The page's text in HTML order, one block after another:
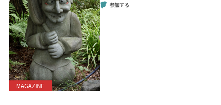
MAGAZINE
参加する